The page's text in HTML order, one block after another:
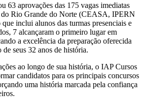
63 aprovações das 175 vagas imediatas
Rio Grande do Norte (CEASA, IPERN
inclui alunos das turmas presenciais e
7 alcançaram o primeiro lugar em
a excelência da preparação oferecida
seus 32 anos de história.
ao longo de sua história, o IAP Cursos
candidatos para os principais concursos
uma história marcada pela confiança